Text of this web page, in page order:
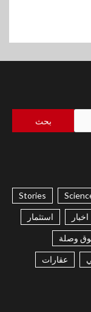
Stories
اخبار استثمار
وصلة
عقارات